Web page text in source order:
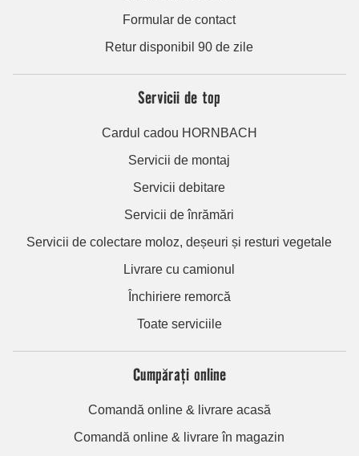
Formular de contact
Retur disponibil 90 de zile
Servicii de top
Cardul cadou HORNBACH
Servicii de montaj
Servicii debitare
Servicii de înrămări
Servicii de colectare moloz, deșeuri și resturi vegetale
Livrare cu camionul
Închiriere remorcă
Toate serviciile
Cumpărați online
Comandă online & livrare acasă
Comandă online & livrare în magazin